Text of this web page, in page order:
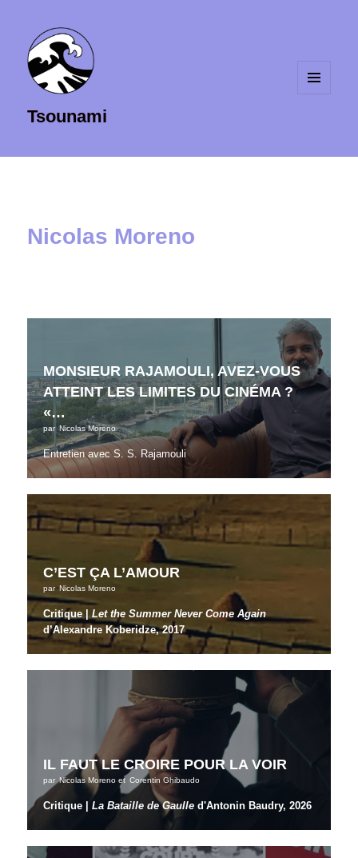
Tsounami
Nicolas Moreno
MONSIEUR RAJAMOULI, AVEZ-VOUS
ATTEINT LES LIMITES DU CINÉMA ?
«…
par Nicolas Moreno
Entretien avec S. S. Rajamouli
C’EST ÇA L’AMOUR
par Nicolas Moreno
Critique |Let the Summer Never Come Again
d’Alexandre Koberidze, 2017
IL FAUT LE CROIRE POUR LA VOIR
par Nicolas Moreno et Corentin Ghibaudo
Critique |La Bataille de Gaulle d'Antonin Baudry, 2026